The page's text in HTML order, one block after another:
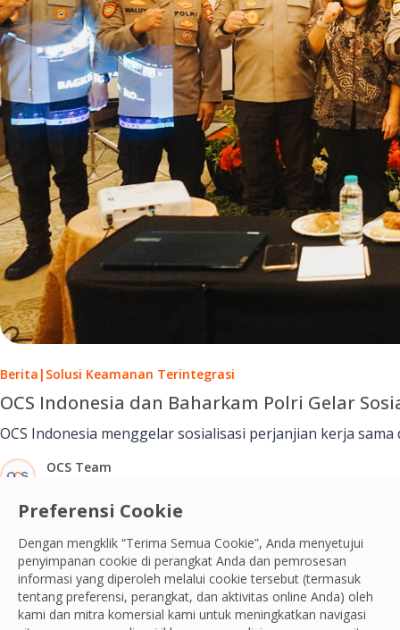
Preferensi Cookie
Dengan mengklik “Terima Semua Cookie”, Anda menyetujui
penyimpanan cookie di perangkat Anda dan pemrosesan
informasi yang diperoleh melalui cookie tersebut (termasuk
tentang preferensi, perangkat, dan aktivitas online Anda) oleh
kami dan mitra komersial kami untuk meningkatkan navigasi
Berita | Solusi Keamanan Terintegrasi
OCS Indonesia dan Baharkam Polri Gelar
OCS Indonesia menggelar sosialisasi perjanjian kerja
OCS Team